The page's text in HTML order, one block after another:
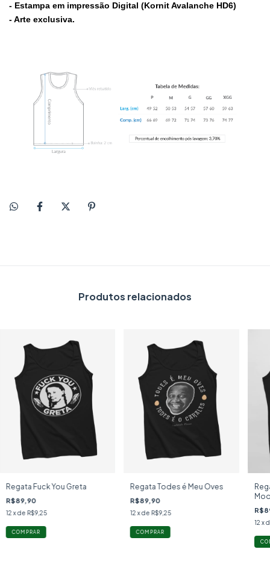
- Estampa em impressão Digital (Kornit Avalanche HD6)
- Arte exclusiva.
Produtos relacionados
Regata Fuck You Greta
R$89,90
12 x de R$9,25
COMPRAR
Regata Todes é Meu Oves
R$89,90
12 x de R$9,25
COMPRAR
12 x